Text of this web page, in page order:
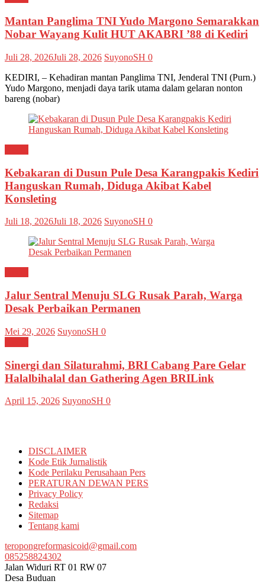
Mantan Panglima TNI Yudo Margono Semarakkan
Nobar Wayang Kulit HUT AKABRI ’88 di Kediri
Juli 28, 2026Juli 28, 2026 SuyonoSH 0
KEDIRI, – Kehadiran mantan Panglima TNI, Jenderal TNI (Purn.)
Yudo Margono, menjadi daya tarik utama dalam gelaran nonton
bareng (nobar)
Kebakaran di Dusun Pule Desa Karangpakis Kediri
Hanguskan Rumah, Diduga Akibat Kabel
Konsleting
Juli 18, 2026Juli 18, 2026 SuyonoSH 0
Jalur Sentral Menuju SLG Rusak Parah, Warga
Desak Perbaikan Permanen
Mei 29, 2026 SuyonoSH 0
Sinergi dan Silaturahmi, BRI Cabang Pare Gelar
Halalbihalal dan Gathering Agen BRILink
April 15, 2026 SuyonoSH 0
DISCLAIMER
Kode Etik Jurnalistik
Kode Perilaku Perusahaan Pers
PERATURAN DEWAN PERS
Privacy Policy
Redaksi
Sitemap
Tentang kami
teropongreformasicoid@gmail.com
085258824302
Jalan Widuri RT 01 RW 07
Desa Buduan